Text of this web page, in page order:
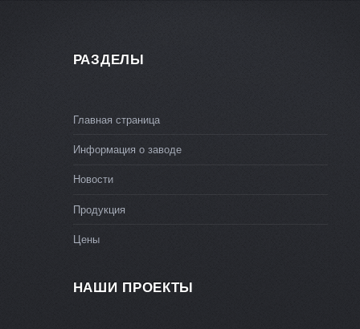
РАЗДЕЛЫ
Главная страница
Информация о заводе
Новости
Продукция
Цены
НАШИ ПРОЕКТЫ